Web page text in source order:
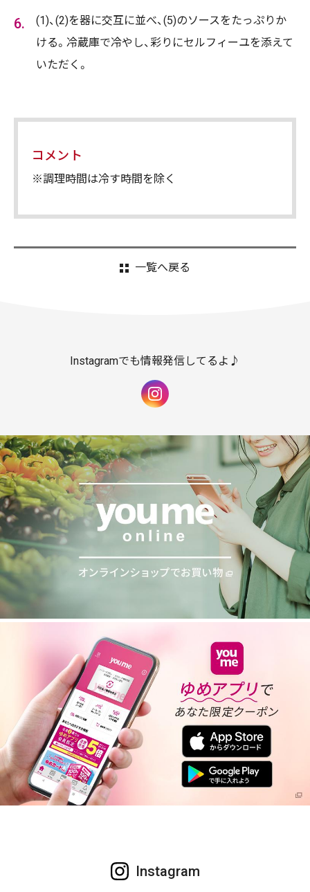
(1)、(2)を器に交互に並べ、(5)のソースをたっぷりか
ける。冷蔵庫で冷やし、彩りにセルフィーユを添えて
いただく。
コメント
※調理時間は冷す時間を除く
一覧へ戻る
Instagramでも情報発信してるよ♪
Instagram